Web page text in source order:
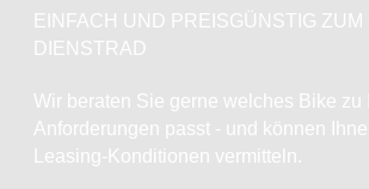
EINFACH UND PREISGÜNSTIG ZUM
DIENSTRAD
Wir beraten Sie gerne welches Bike zu
Anforderungen passt - und können
Leasing-Konditionen vermitteln.